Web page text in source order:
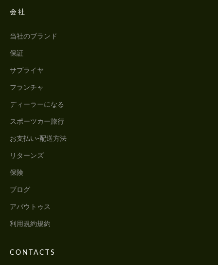
会社
当社のブランド
保証
サプライヤ
フランチャ
ディーラーになる
スポーツカー旅行
お支払い-配送方法
リターンズ
保険
ブログ
アバウトゥス
利用規約規約
CONTACTS